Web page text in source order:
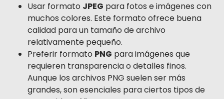
Usar formato JPEG para fotos e imágenes con
muchos colores. Este formato ofrece buena
calidad para un tamaño de archivo
relativamente pequeño.
Preferir formato PNG para imágenes que
requieren transparencia o detalles finos.
Aunque los archivos PNG suelen ser más
grandes, son esenciales para ciertos tipos de